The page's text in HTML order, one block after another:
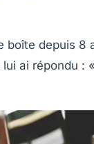
depuis 8
ai répondu :